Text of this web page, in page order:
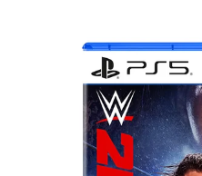
Đĩa, Thẻ Game, Phụ kiện
Đĩa Game PS5
Đĩa game PS5 - WWE 2K25 - Asia